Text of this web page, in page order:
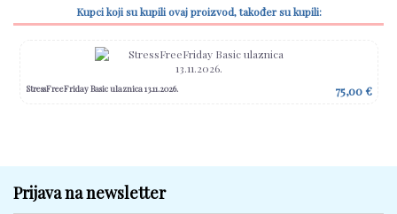
Kupci koji su kupili ovaj proizvod, također su kupili:
StressFreeFriday Basic ulaznica 13.11.2026. 75,00 €
Prijava na newsletter